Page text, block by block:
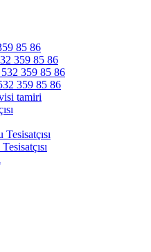
85 86
359 85 86
359 85 86
359 85 86
tamiri